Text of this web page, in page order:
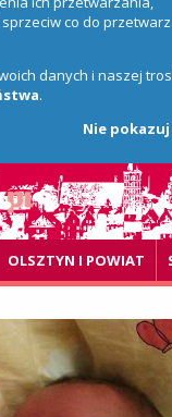
co do
danych i naszej
.
Nie
OLSZTYN I POWIAT